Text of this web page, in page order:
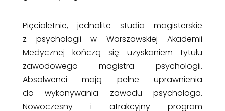
Pięcioletnie, jednolite studia magisterskie
z psychologii w Warszawskiej Akademii
Medycznej kończą się uzyskaniem tytułu
zawodowego magistra psychologii.
Absolwenci mają pełne uprawnienia
do wykonywania zawodu psychologa.
Nowoczesny i atrakcyjny program